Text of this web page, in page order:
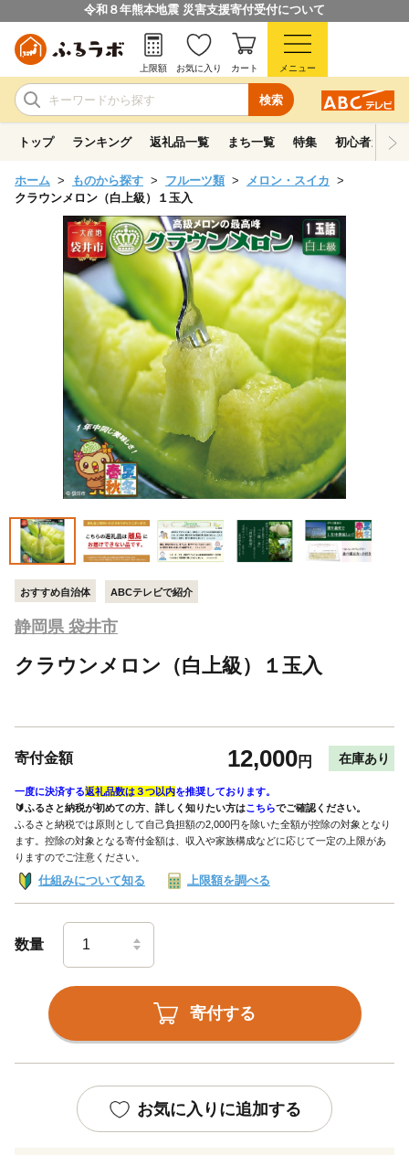
令和８年熊本地震 災害支援寄付受付について
検索
上限額 お気に入り カート メニュー
トップ ランキング 返礼品一覧 まち一覧 特集 初心者ガイド
ホーム ものから探す フルーツ類
メロン・スイカ
クラウンメロン（白上級）１玉入
おすすめ自治体 ABCテレビで紹介
静岡県 袋井市
クラウンメロン（白上級）１玉入
寄付金額 12,000円 在庫あり
一度に決済する返礼品数は３つ以内を推奨しております。
🔰ふるさと納税が初めての方、詳しく知りたい方はこちらでご確認ください。
ふるさと納税では原則として自己負担額の2,000円を除いた全額が控除の対象となり
ます。控除の対象となる寄付金額は、収入や家族構成などに応じて一定の上限があ
りますのでご注意ください。
仕組みについて知る 上限額を調べる
数量
寄付する
お気に入りに追加する